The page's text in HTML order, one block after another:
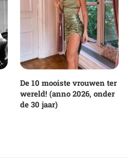
De 10 mooiste vrouwen ter
wereld! (anno 2026, onder
de 30 jaar)